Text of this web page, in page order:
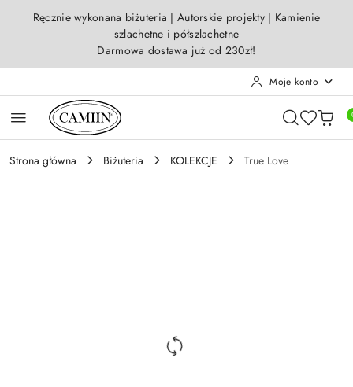
Przejdź do treści głównej
Przejdź do wyszukiwarki
Przejdź do moje konto
Przejdź do menu głównego
Przejdź do opisu produktu
Przejdź do stopki
Ręcznie wykonana biżuteria | Autorskie projekty | Kamienie
szlachetne i półszlachetne
Darmowa dostawa już od 230zł!
Moje konto
Strona główna Biżuteria KOLEKCJE True Love